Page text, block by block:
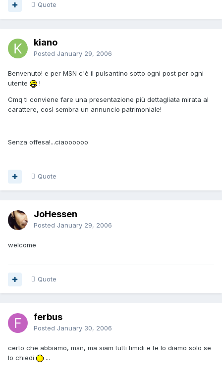
Quote
kiano
Posted January 29, 2006
Benvenuto! e per MSN c'è il pulsantino sotto ogni post per ogni
utente
!
Cmq ti conviene fare una presentazione più dettagliata mirata al
carattere, così sembra un annuncio patrimoniale!
Senza offesa!...ciaoooooo
Quote
JoHessen
Posted January 29, 2006
welcome
Quote
ferbus
Posted January 30, 2006
certo che abbiamo, msn, ma siam tutti timidi e te lo diamo solo se
lo chiedi
...